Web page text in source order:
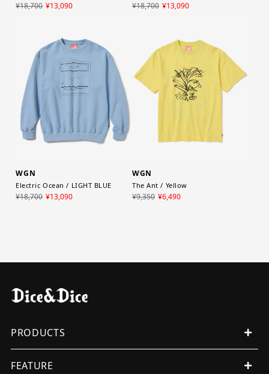
¥18,700 ¥13,090 ¥18,700 ¥13,090
WGN
Electric Ocean / LIGHT BLUE
¥18,700 ¥13,090
WGN
The Ant / Yellow
¥9,350 ¥6,490
PRODUCTS
MENS
FEATURE